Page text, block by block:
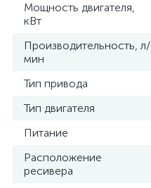
Мощность двигателя,
кВт
Производительность, л/
мин
Тип привода
Тип двигателя
Питание
Расположение
ресивера